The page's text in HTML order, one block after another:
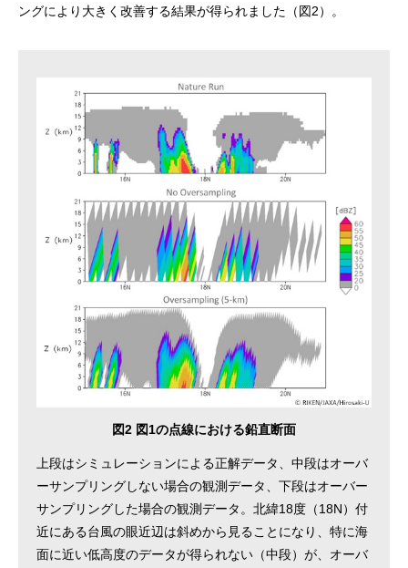
ングにより大きく改善する結果が得られました（図2）。
図2 図1の点線における鉛直断面
上段はシミュレーションによる正解データ、中段はオーバ
ーサンプリングしない場合の観測データ、下段はオーバー
サンプリングした場合の観測データ。北緯18度（18N）付
近にある台風の眼近辺は斜めから見ることになり、特に海
面に近い低高度のデータが得られない（中段）が、オーバ